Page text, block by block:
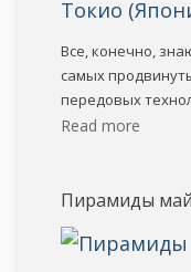
Все, конечно,
самых
передовых
Read more
Пирамиды